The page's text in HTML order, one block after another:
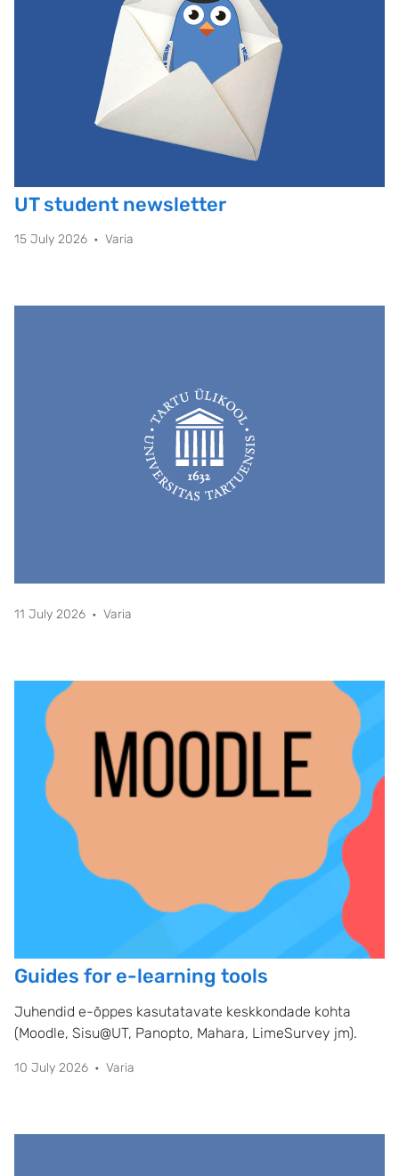
UT student newsletter
15 July 2026 Varia
11 July 2026 Varia
Guides for e-learning tools
Juhendid e-õppes kasutatavate keskkondade kohta
(Moodle, Sisu@UT, Panopto, Mahara, LimeSurvey jm).
10 July 2026 Varia